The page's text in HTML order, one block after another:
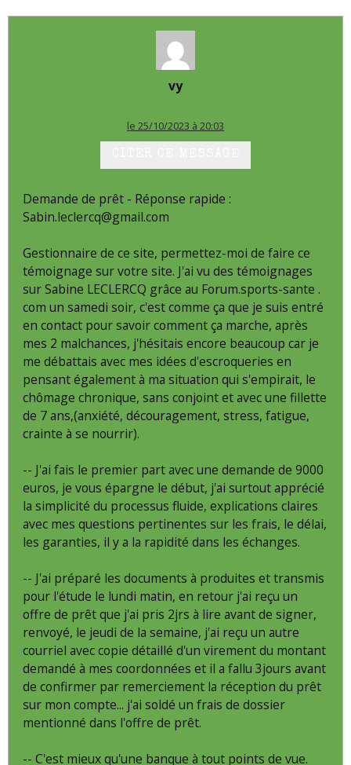
vy
le 25/10/2023 à 20:03
Demande de prêt - Réponse rapide :
Sabin.leclercq@gmail.com
Gestionnaire de ce site, permettez-moi de faire ce
témoignage sur votre site. J'ai vu des témoignages
sur Sabine LECLERCQ grâce au Forum.sports-sante .
com un samedi soir, c'est comme ça que je suis entré
en contact pour savoir comment ça marche, après
mes 2 malchances, j'hésitais encore beaucoup car je
me débattais avec mes idées d'escroqueries en
pensant également à ma situation qui s'empirait, le
chômage chronique, sans conjoint et avec une fillette
de 7 ans,(anxiété, découragement, stress, fatigue,
crainte à se nourrir).
-- J'ai fais le premier part avec une demande de 9000
euros, je vous épargne le début, j'ai surtout apprécié
la simplicité du processus fluide, explications claires
avec mes questions pertinentes sur les frais, le délai,
les garanties, il y a la rapidité dans les échanges.
-- J'ai préparé les documents à produites et transmis
pour l'étude le lundi matin, en retour j'ai reçu un
offre de prêt que j'ai pris 2jrs à lire avant de signer,
renvoyé, le jeudi de la semaine, j'ai reçu un autre
courriel avec copie détaillé d'un virement du montant
demandé à mes coordonnées et il a fallu 3jours avant
de confirmer par remerciement la réception du prêt
sur mon compte... j'ai soldé un frais de dossier
mentionné dans l'offre de prêt.
-- C'est mieux qu'une banque à tout points de vue.